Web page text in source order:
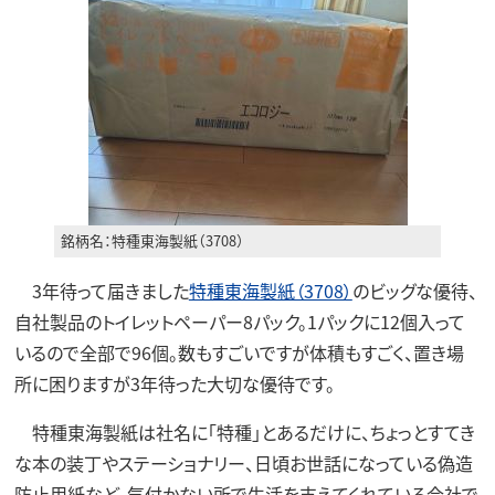
銘柄名：特種東海製紙（3708）
3年待って届きました特種東海製紙（3708） のビッグな優待、
自社製品のトイレットペーパー8パック。1パックに12個入って
いるので全部で96個。数もすごいですが体積もすごく、置き場
所に困りますが3年待った大切な優待です。
特種東海製紙は社名に「特種」とあるだけに、ちょっとすてき
な本の装丁やステーショナリー、日頃お世話になっている偽造